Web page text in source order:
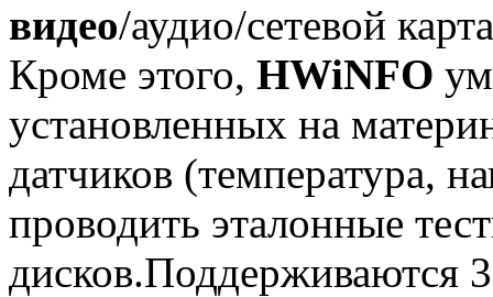
видео/аудио/сетевой
Кроме этого, HWiNFO
установленных на
датчиков (температура,
проводить эталонные
дисков.Поддерживаются